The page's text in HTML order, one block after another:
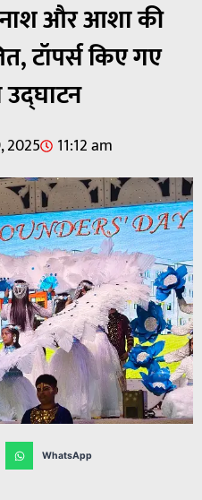
और आशा की
टॉपर्स किए गए
2025 11:12 am
WhatsApp